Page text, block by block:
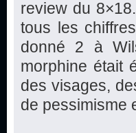
review du
tous les
donné 2 à
morphine était
des visages,
de pessimisme